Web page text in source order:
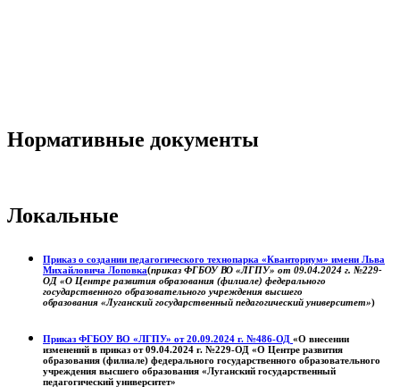
Нормативные документы
Локальные
Приказ о создании педагогического технопарка «Кванториум» имени Льва
Михайловича Лоповка(приказ ФГБОУ ВО «ЛГПУ» от 09.04.2024 г. №229-
ОД «О Центре развития образования (филиале) федерального
государственного образовательного учреждения высшего
образования «Луганский государственный педагогический университет»)
Приказ ФГБОУ ВО «ЛГПУ» от 20.09.2024 г. №486-ОД «О внесении
изменений в приказ от 09.04.2024 г. №229-ОД «О Центре развития
образования (филиале) федерального государственного образовательного
учреждения высшего образования «Луганский государственный
педагогический университет»